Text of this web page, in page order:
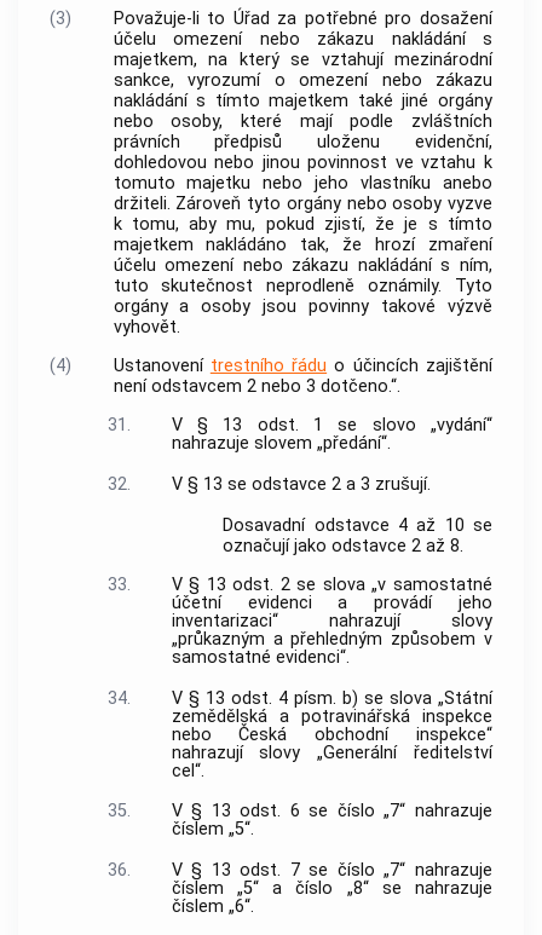
(3)
Považuje-li to Úřad za potřebné pro dosažení
účelu omezení nebo zákazu nakládání s
majetkem, na který se vztahují mezinárodní
sankce, vyrozumí o omezení nebo zákazu
nakládání s tímto majetkem také jiné orgány
nebo osoby, které mají podle zvláštních
právních předpisů uloženu evidenční,
dohledovou nebo jinou povinnost ve vztahu k
tomuto majetku nebo jeho vlastníku anebo
držiteli. Zároveň tyto orgány nebo osoby vyzve
k tomu, aby mu, pokud zjistí, že je s tímto
majetkem nakládáno tak, že hrozí zmaření
účelu omezení nebo zákazu nakládání s ním,
tuto skutečnost neprodleně oznámily. Tyto
orgány a osoby jsou povinny takové výzvě
vyhovět.
(4)
Ustanovení trestního řádu o účincích zajištění
není odstavcem 2 nebo 3 dotčeno.“.
31.
V § 13 odst. 1 se slovo „vydání“
nahrazuje slovem „předání“.
32.
V § 13 se odstavce 2 a 3 zrušují.
Dosavadní odstavce 4 až 10 se
označují jako odstavce 2 až 8.
33.
V § 13 odst. 2 se slova „v samostatné
účetní evidenci a provádí jeho
inventarizaci“ nahrazují slovy
„průkazným a přehledným způsobem v
samostatné evidenci“.
34.
V § 13 odst. 4 písm. b) se slova „Státní
zemědělská a potravinářská inspekce
nebo Česká obchodní inspekce“
nahrazují slovy „Generální ředitelství
cel“.
35.
V § 13 odst. 6 se číslo „7“ nahrazuje
číslem „5“.
36.
V § 13 odst. 7 se číslo „7“ nahrazuje
číslem „5“ a číslo „8“ se nahrazuje
číslem „6“.